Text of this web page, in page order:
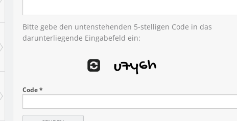
Bitte gebe den untenstehenden 5-stelligen Code in das
darunterliegende Eingabefeld ein:
Code *